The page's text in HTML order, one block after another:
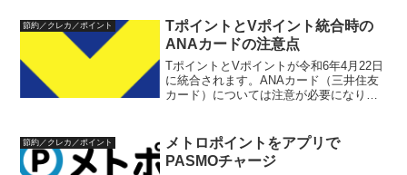
の料金は税別）。こ...
節約／クレカ／ポイント
TポイントとVポイント統合時の
ANAカードの注意点
TポイントとVポイントが令和6年4月22日
に統合されます。ANAカード（三井住友
カード）については注意が必要になりま
イントは、0.5%のVポイント（ANAマイ
レージ...
節約／クレカ／ポイント
メトロポイントをアプリで
PASMOチャージ